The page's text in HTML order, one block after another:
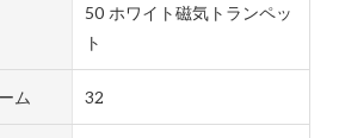
50 ホワイト磁気トランペッ
ト
ム 32